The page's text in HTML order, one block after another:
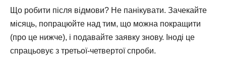
Що робити після відмови? Не панікувати. Зачекайте
місяць, попрацюйте над тим, що можна покращити
(про це нижче), і подавайте заявку знову. Іноді це
спрацьовує з третьої-четвертої спроби.